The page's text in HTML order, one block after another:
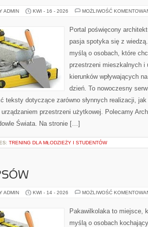
ADMIN KWI - 16 - 2026 MOŻLIWOŚĆ
Portal poświęcony
pasja spotyka się z
myślą o osobach, które
przestrzeni mieszkalnych i
kierunków wpływających
dzień. To nowoczesny
teksty dotyczące zarówno słynnych realizacji,
przestrzeni użytkowej. Polecamy
Świata. Na stronie […]
TRENING DLA MŁODZIEŻY I STUDENTÓW
ADMIN KWI - 14 - 2026 MOŻLIWOŚĆ
Pakawilkolaka to miejsce,
myślą o osobach